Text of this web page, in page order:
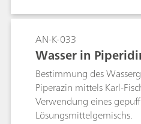
AN-K-033
Wasser in
Bestimmung des
Piperazin mittels Karl-
Verwendung eines
Lösungsmittelgemischs.